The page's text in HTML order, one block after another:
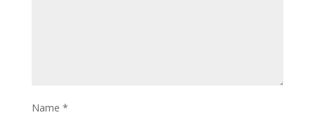
Name *